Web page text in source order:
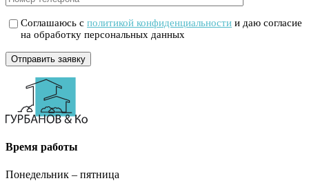
Соглашаюсь сполитикой конфиденциальности и даю согласие
на обработку персональных данных
Отправить заявку
Время работы
Понедельник – пятница